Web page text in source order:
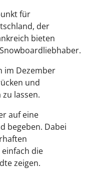
für
der
bieten
im Dezember
und
lassen.
auf eine
begeben. Dabei
die
zeigen.